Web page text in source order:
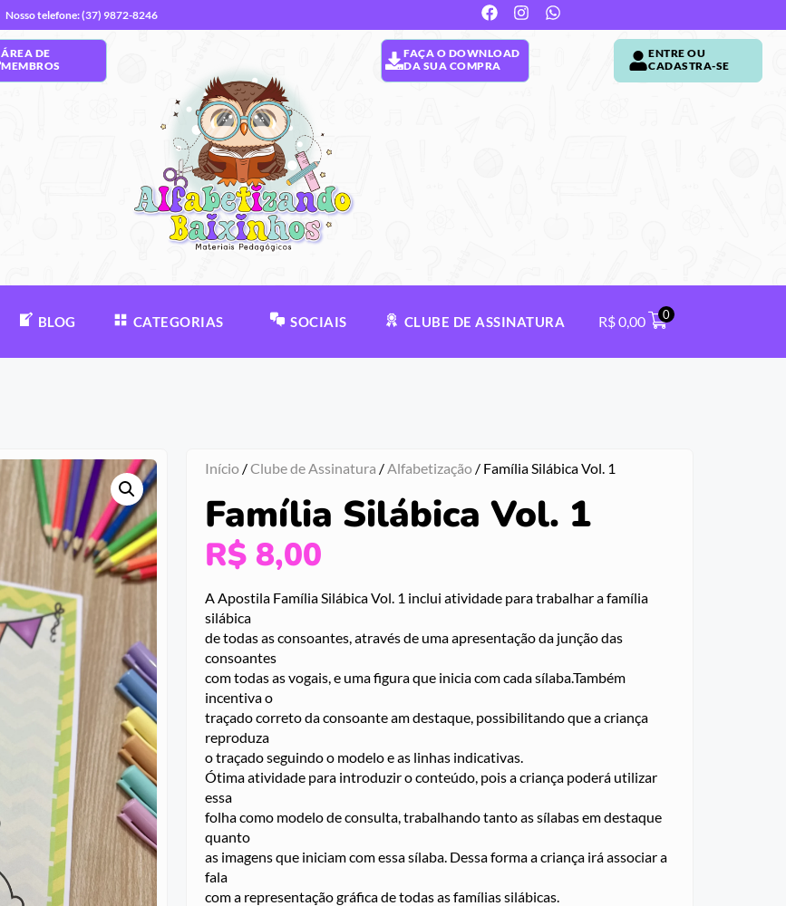
Nosso telefone: (37) 9872-8246
ÁREA DE
MEMBROS
FAÇA O DOWNLOAD
DA SUA COMPRA
ENTRE OU
CADASTRA-SE
BLOG CATEGORIAS SOCIAIS CLUBE DE ASSINATURA R$0,00 0
Início/Clube de Assinatura /Alfabetização/ Família Silábica Vol. 1
Família Silábica Vol. 1
R$8,00
A Apostila Família Silábica Vol. 1 inclui atividade para trabalhar a família
silábica
de todas as consoantes, através de uma apresentação da junção das
consoantes
com todas as vogais, e uma figura que inicia com cada sílaba.Também
incentiva o
traçado correto da consoante am destaque, possibilitando que a criança
reproduza
o traçado seguindo o modelo e as linhas indicativas.
Ótima atividade para introduzir o conteúdo, pois a criança poderá utilizar
essa
folha como modelo de consulta, trabalhando tanto as sílabas em destaque
quanto
as imagens que iniciam com essa sílaba. Dessa forma a criança irá associar a
fala
com a representação gráfica de todas as famílias silábicas.